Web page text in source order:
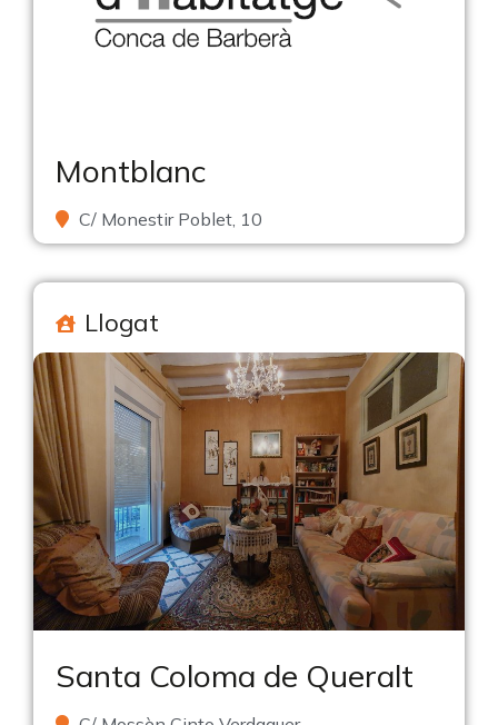
Montblanc
C/ Monestir Poblet, 10
Llogat
Santa Coloma de Queralt